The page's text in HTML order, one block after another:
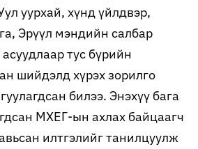
уурхай, хүнд үйлдвэр,
Эрүүл мэндийн салбар
тус бүрийн
шийдэлд хүрэх зорилго
билээ. Энэхүү бага
МХЕГ-ын ахлах байцаагч
илтгэлийг танилцуулж